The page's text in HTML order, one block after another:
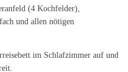
(4 Kochfelder),
und allen nötigen
im Schlafzimmer auf und